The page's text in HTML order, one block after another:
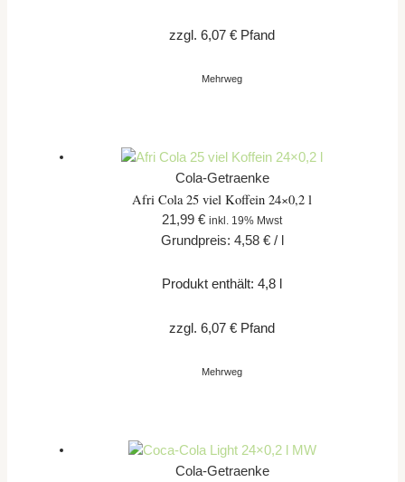
zzgl.6,07€ Pfand
Mehrweg
Cola-Getraenke
Afri Cola 25 viel Koffein 24×0,2 l
21,99€ inkl. 19% Mwst
Grundpreis: 4,58 €/
Produkt enthält: 4,8
zzgl.6,07€ Pfand
Mehrweg
Cola-Getraenke